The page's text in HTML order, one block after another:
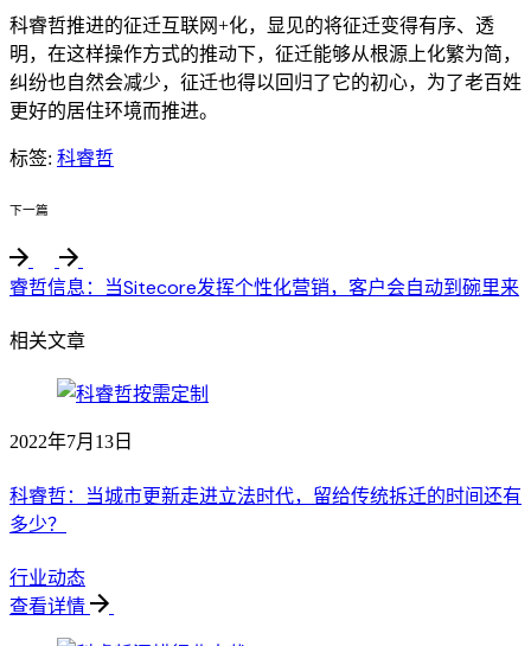
科睿哲推进的征迁互联网+化，显见的将征迁变得有序、透
明，在这样操作方式的推动下，征迁能够从根源上化繁为简，
纠纷也自然会减少，征迁也得以回归了它的初心，为了老百姓
更好的居住环境而推进。
标签: 科睿哲
下一篇
睿哲信息：当Sitecore发挥个性化营销，客户会自动到碗里来
相关文章
2022年7月13日
科睿哲：当城市更新走进立法时代，留给传统拆迁的时间还有
多少？
行业动态
查看详情